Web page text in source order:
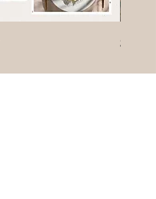
樹葡萄